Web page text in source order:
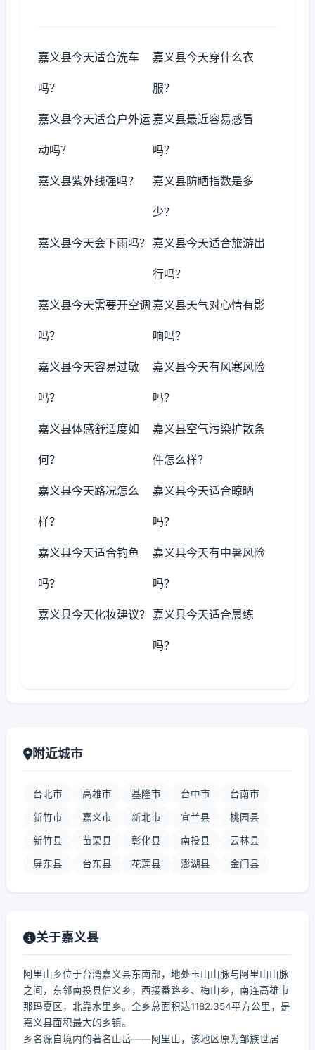
嘉义县今天适合洗车
吗？
嘉义县今天穿什么衣
服？
嘉义县今天适合户外运
动吗？
嘉义县最近容易感冒
吗？
嘉义县紫外线强吗？ 嘉义县防晒指数是多
少？
嘉义县今天会下雨吗？ 嘉义县今天适合旅游出
行吗？
嘉义县今天需要开空调
吗？
嘉义县天气对心情有影
响吗？
嘉义县今天容易过敏
吗？
嘉义县今天有风寒风险
吗？
嘉义县体感舒适度如
何？
嘉义县空气污染扩散条
件怎么样？
嘉义县今天路况怎么
样？
嘉义县今天适合晾晒
吗？
嘉义县今天适合钓鱼
吗？
嘉义县今天有中暑风险
吗？
嘉义县今天化妆建议？ 嘉义县今天适合晨练
吗？
附近城市
台北市 高雄市 基隆市 台中市 台南市
新竹市 嘉义市 新北市 宜兰县 桃园县
新竹县 苗栗县 彰化县 南投县 云林县
屏东县 台东县 花莲县 澎湖县 金门县
关于嘉义县
阿里山乡位于台湾嘉义县东南部，地处玉山山脉与阿里山山脉
之间，东邻南投县信义乡，西接番路乡、梅山乡，南连高雄市
那玛夏区，北靠水里乡。全乡总面积达1182.354平方公里，是
嘉义县面积最大的乡镇。
乡名源自境内的著名山岳——阿里山，该地区原为邹族世居